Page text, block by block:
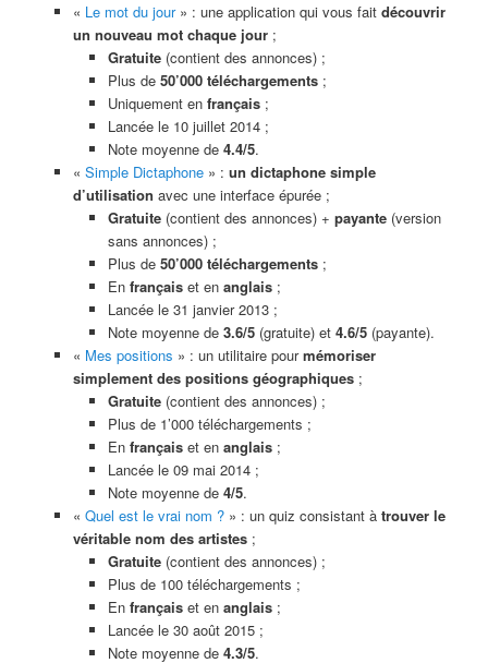
« Le mot du jour» : une application qui vous fait découvrir
un nouveau mot chaque jour;
Gratuite (contient des annonces) ;
Plus de50’000 téléchargements ;
Uniquement enfrançais ;
Lancée le 10 juillet 2014 ;
Note moyenne de4.4/5.
« Simple Dictaphone» : un dictaphone simple
d’utilisation avec une interface épurée ;
Gratuite (contient des annonces) +payante (version
sans annonces) ;
Plus de50’000 téléchargements ;
Enfrançais et enanglais ;
Lancée le 31 janvier 2013 ;
Note moyenne de3.6/5 (gratuite) et4.6/5 (payante).
« Mes positions » : un utilitaire pourmémoriser
simplement des positions géographiques;
Gratuite (contient des annonces) ;
Plus de 1’000 téléchargements ;
Enfrançais et enanglais ;
Lancée le 09 mai 2014 ;
Note moyenne de 4/5.
« Quel est le vrai nom ?» : un quiz consistant à trouver le
véritable nom des artistes;
Gratuite (contient des annonces) ;
Plus de 100 téléchargements ;
Enfrançais et enanglais ;
Lancée le 30 août 2015 ;
Note moyenne de4.3/5.